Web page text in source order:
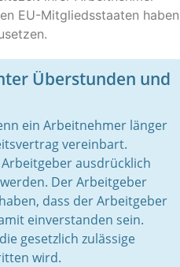
EU-Mitgliedsstaaten haben
Überstunden und
ein Arbeitnehmer länger
vereinbart.
ausdrücklich
Der Arbeitgeber
dass der Arbeitgeber
einverstanden sein.
gesetzlich zulässige
wird.